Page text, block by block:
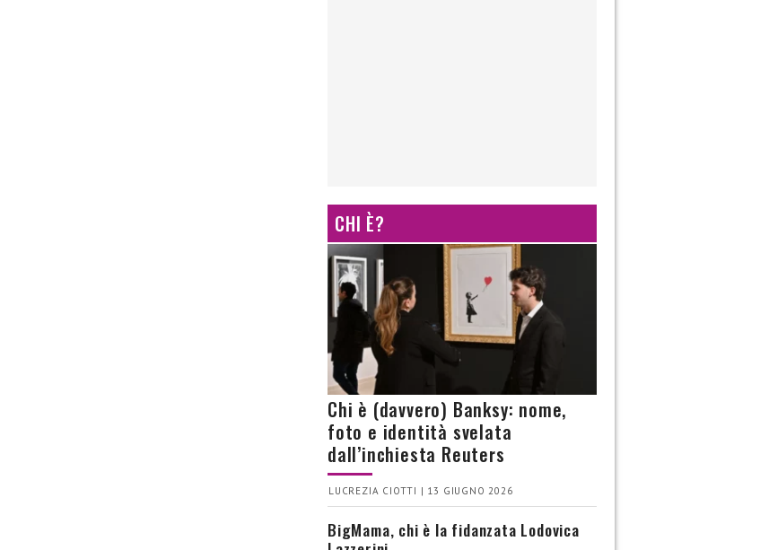
CHI È?
Chi è (davvero) Banksy: nome,
foto e identità svelata
dall’inchiesta Reuters
LUCREZIA CIOTTI | 13 GIUGNO 2026
BigMama, chi è la fidanzata Lodovica